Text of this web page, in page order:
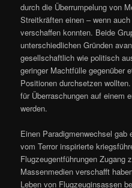
durch die Überrumpelung von
Streitkräften einen – wenn
verschaffen konnten. Beide
unterschiedlichen Gründen
gesellschaftlich wie politisch
geringer Machtfülle gegenüber
Positionen durchsetzen
für Überraschungen auf einem
werden.
Einen Paradigmenwechsel
vom Terror inspirierte
Flugzeugentführungen Zugang
Massenmedien verschafft
Leben von Flugzeuginsassen